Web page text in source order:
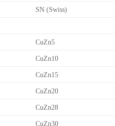
SN (Swiss)
CuZn5
CuZn10
CuZn15
CuZn20
CuZn28
CuZn30